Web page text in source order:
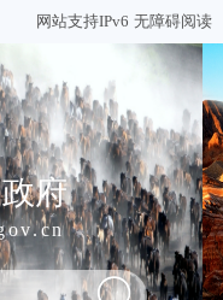
网站支持IPv6 无障碍阅读
府